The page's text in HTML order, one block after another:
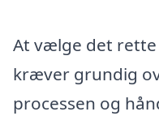
At vælge det
kræver grundig
processen og